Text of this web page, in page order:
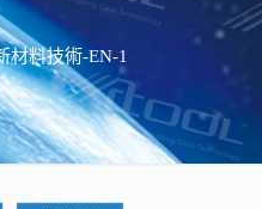
材料技術-EN-1